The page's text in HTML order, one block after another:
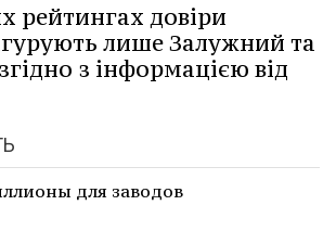
рейтингах довіри
лише Залужний та
з інформацією від
для заводов